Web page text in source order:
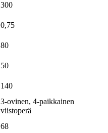
300
0,75
80
50
140
3-ovinen, 4-paikkainen
viistoperä
68